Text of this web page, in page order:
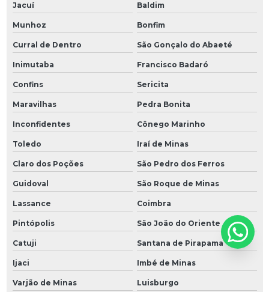
Jacuí Baldim
Munhoz Bonfim
Curral de Dentro São Gonçalo do Abaeté
Inimutaba Francisco Badaró
Confins Sericita
Maravilhas Pedra Bonita
Inconfidentes Cônego Marinho
Toledo Iraí de Minas
Claro dos Poções São Pedro dos Ferros
Guidoval São Roque de Minas
Lassance Coimbra
Pintópolis São João do Oriente
Catuji Santana de Pirapama
Ijaci Imbé de Minas
Varjão de Minas Luisburgo